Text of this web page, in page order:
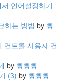
언어설정하기
하는 방법 by 빵
컨트롤 사용자 컨
by 빵빵빵
(3) by 빵빵빵